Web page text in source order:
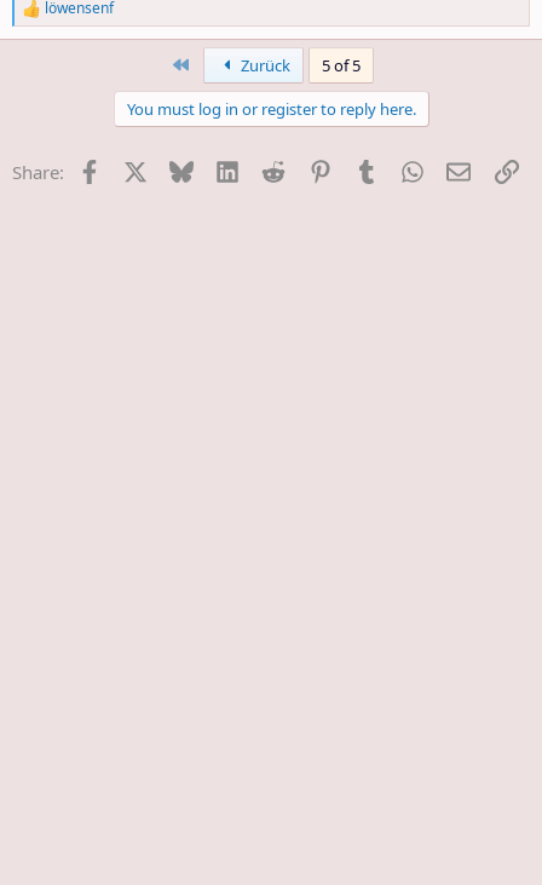
R
e
s
löwensenf
Zurück
5 of 5
You must log in or register to reply here.
Share: Facebook Bluesky LinkedInReddit PinterestTumblrWhatsApp
E-Mail